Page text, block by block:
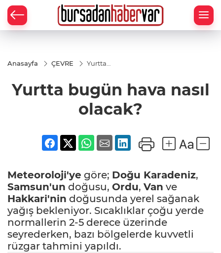
Anasayfa ÇEVRE
Yurtta
nasıl
olacak?
Yurtta bugün hava nasıl
olacak?
Meteoroloji'ye göre; Doğu Karadeniz,
Samsun'un doğusu, Ordu, Van ve
Hakkari'nin doğusunda yerel sağanak
yağış bekleniyor. Sıcaklıklar çoğu yerde
normallerin 2-5 derece üzerinde
seyrederken, bazı bölgelerde kuvvetli
rüzgar tahmini yapıldı.